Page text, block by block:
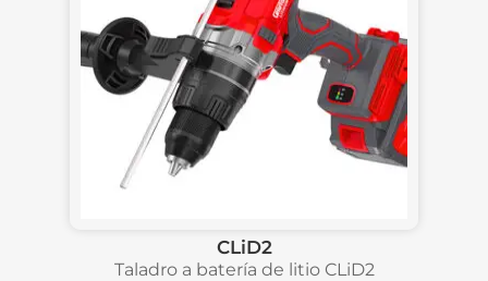
CLiD2
Taladro a batería de litio CLiD2